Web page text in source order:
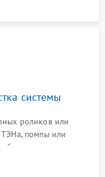
системы
роликов или
ТЭНа, помпы или
очистка
и воздуховодов от